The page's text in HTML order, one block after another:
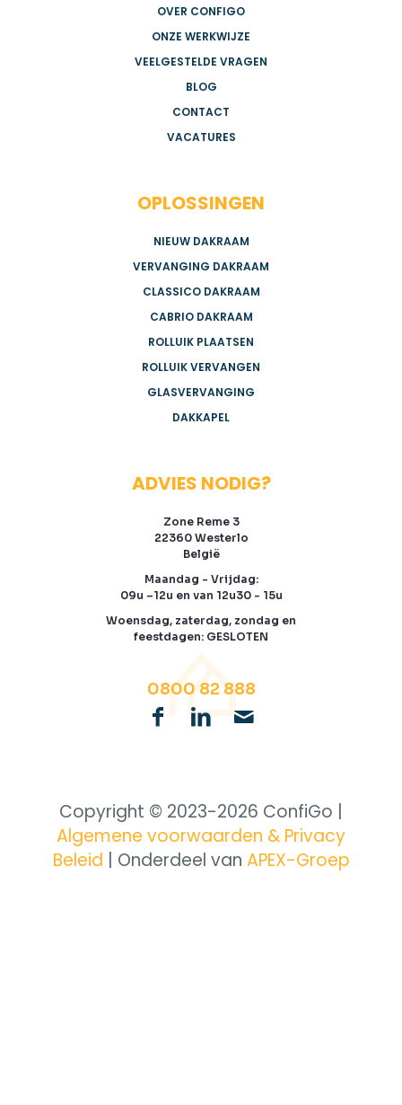
OVER CONFIGO
ONZE WERKWIJZE
VEELGESTELDE VRAGEN
BLOG
CONTACT
VACATURES
OPLOSSINGEN
NIEUW DAKRAAM
VERVANGING DAKRAAM
CLASSICO DAKRAAM
CABRIO DAKRAAM
ROLLUIK PLAATSEN
ROLLUIK VERVANGEN
GLASVERVANGING
DAKKAPEL
ADVIES NODIG?
Zone Reme 3
22360 Westerlo
België
Maandag - Vrijdag:
09u –12u en van 12u30 - 15u
Woensdag, zaterdag, zondag en
feestdagen: GESLOTEN
0800 82 888
Copyright © 2023-2026 ConfiGo |
Algemene voorwaarden & Privacy
Beleid | Onderdeel van APEX-Groep